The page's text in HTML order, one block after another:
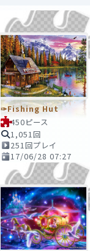
✑Fishing Hut
450ピース
1,051回
251回プレイ
17/06/28 07:27